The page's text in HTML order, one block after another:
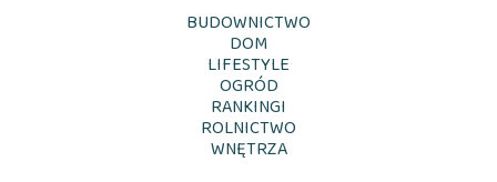
BUDOWNICTWO
DOM
LIFESTYLE
OGRÓD
RANKINGI
ROLNICTWO
WNĘTRZA